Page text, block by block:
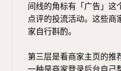
间线的角标有「广告」这
点评的投流活动。这些商
家自行斟酌。
第三层是看商家主页的推